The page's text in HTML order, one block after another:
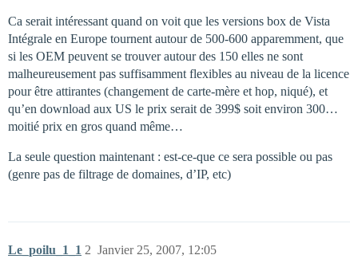
Ca serait intéressant quand on voit que les versions box de Vista
Intégrale en Europe tournent autour de 500-600 apparemment, que
si les OEM peuvent se trouver autour des 150 elles ne sont
malheureusement pas suffisamment flexibles au niveau de la licence
pour être attirantes (changement de carte-mère et hop, niqué), et
qu’en download aux US le prix serait de 399$ soit environ 300…
moitié prix en gros quand même…
La seule question maintenant : est-ce-que ce sera possible ou pas
(genre pas de filtrage de domaines, d’IP, etc)
Le_poilu_1_1 Janvier 25, 2007, 12:05
2